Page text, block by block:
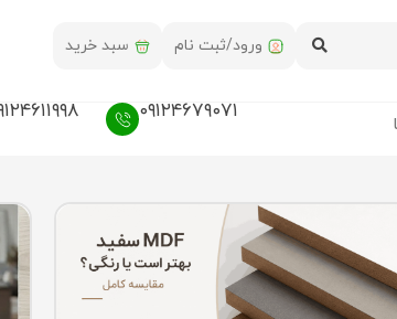
ورود/ثبت نام سبد خرید
۰۹۱۲۴۶۷۹۰۷۱